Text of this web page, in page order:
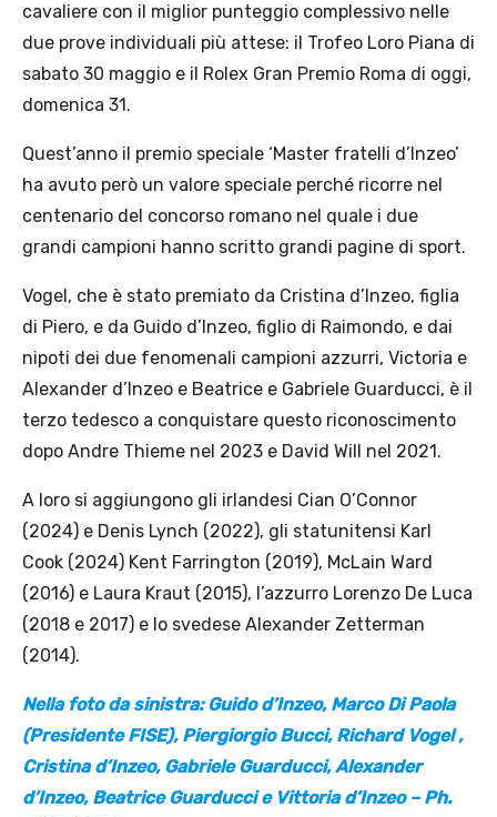
cavaliere con il miglior punteggio complessivo nelle
due prove individuali più attese: il Trofeo Loro Piana di
sabato 30 maggio e il Rolex Gran Premio Roma di oggi,
domenica 31.
Quest’anno il premio speciale ‘Master fratelli d’Inzeo’
ha avuto però un valore speciale perché ricorre nel
centenario del concorso romano nel quale i due
grandi campioni hanno scritto grandi pagine di sport.
Vogel, che è stato premiato da Cristina d’Inzeo, figlia
di Piero, e da Guido d’Inzeo, figlio di Raimondo, e dai
nipoti dei due fenomenali campioni azzurri, Victoria e
Alexander d’Inzeo e Beatrice e Gabriele Guarducci, è il
terzo tedesco a conquistare questo riconoscimento
dopo Andre Thieme nel 2023 e David Will nel 2021.
A loro si aggiungono gli irlandesi Cian O’Connor
(2024) e Denis Lynch (2022), gli statunitensi Karl
Cook (2024) Kent Farrington (2019), McLain Ward
(2016) e Laura Kraut (2015), l’azzurro Lorenzo De Luca
(2018 e 2017) e lo svedese Alexander Zetterman
(2014).
Nella foto da sinistra: Guido d’Inzeo, Marco Di Paola
(Presidente FISE), Piergiorgio Bucci, Richard Vogel ,
Cristina d’Inzeo, Gabriele Guarducci, Alexander
d’Inzeo, Beatrice Guarducci e Vittoria d’Inzeo – Ph.